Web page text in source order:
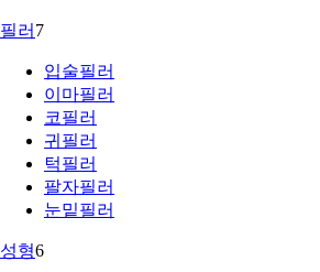
필러 7
입술필러
이마필러
코필러
귀필러
턱필러
팔자필러
눈밑필러
성형6